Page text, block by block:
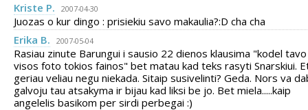
Kriste P.
2007-04-30
Juozas o kur dingo : prisiekiu savo makaulia?:D cha cha
Erika B.
2007-05-04
Rasiau zinute Barungui i sausio 22 dienos klausima "kodel tavo
visos foto tokios fainos" bet matau kad teks rasyti Snarskiui.
geriau veliau negu niekada. Sitaip susivelinti? Geda. Nors va
galvoju tau atsakyma ir bijau kad liksi be jo. Bet miela.....kaip
angelelis basikom per sirdi perbegai :)